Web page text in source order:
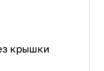
крышки